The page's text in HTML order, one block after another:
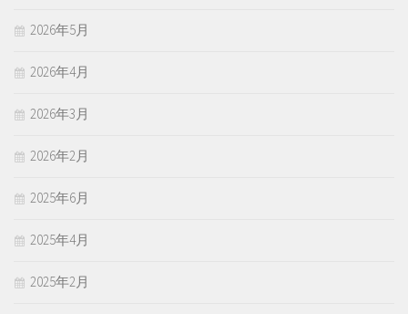
2026年5月
2026年4月
2026年3月
2026年2月
2025年6月
2025年4月
2025年2月